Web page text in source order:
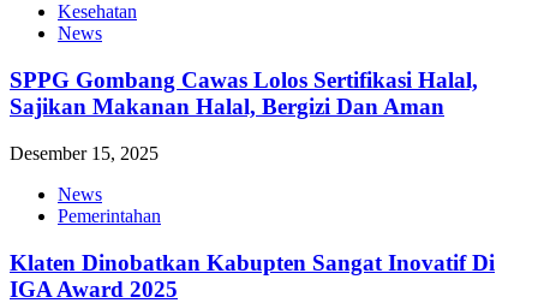
Kesehatan
News
SPPG Gombang Cawas Lolos Sertifikasi Halal,
Sajikan Makanan Halal, Bergizi Dan Aman
Desember 15, 2025
News
Pemerintahan
Klaten Dinobatkan Kabupten Sangat Inovatif Di
IGA Award 2025